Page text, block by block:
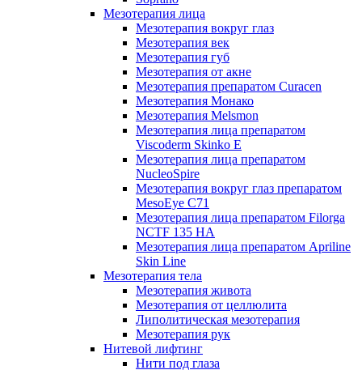
Мезотерапия лица
Мезотерапия вокруг глаз
Мезотерапия век
Мезотерапия губ
Мезотерапия от акне
Мезотерапия препаратом Curacen
Мезотерапия Монако
Мезотерапия Melsmon
Мезотерапия лица препаратом
Viscoderm Skinko E
Мезотерапия лица препаратом
NucleoSpire
Мезотерапия вокруг глаз препаратом
MesoEye С71
Мезотерапия лица препаратом Filorga
NCTF 135 HA
Мезотерапия лица препаратом Apriline
Skin Line
Мезотерапия тела
Мезотерапия живота
Мезотерапия от целлюлита
Липолитическая мезотерапия
Мезотерапия рук
Нитевой лифтинг
Нити под глаза